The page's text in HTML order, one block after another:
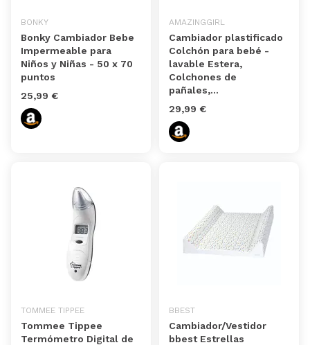
BONKY
Bonky Cambiador Bebe
Impermeable para
Niños y Niñas - 50 x 70
puntos
25,99 €
AMAZINGGIRL
Cambiador plastificado
Colchón para bebé -
lavable Estera,
Colchones de
pañales,...
29,99 €
TOMMEE TIPPEE
Tommee Tippee
Termómetro Digital de
BBEST
Cambiador/Vestidor
bbest Estrellas